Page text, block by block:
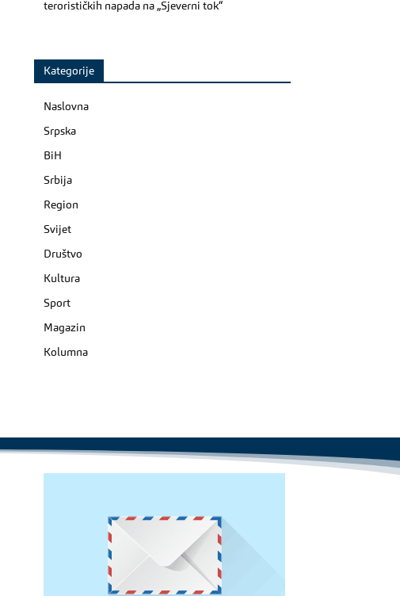
terorističkih napada na „Sjeverni tok“
Kategorije
Naslovna
Srpska
BiH
Srbija
Region
Svijet
Društvo
Kultura
Sport
Magazin
Kolumna